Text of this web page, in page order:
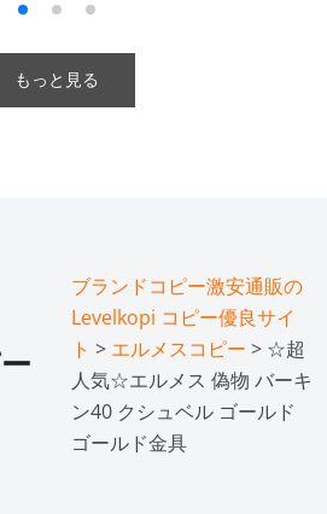
もっと見る
ブランドコピー激安通販の
Levelkopi コピー優良サイ
ト > エルメスコピー > ☆超
人気☆エルメス 偽物 バーキ
ン40 クシュベル ゴールド
ゴールド金具